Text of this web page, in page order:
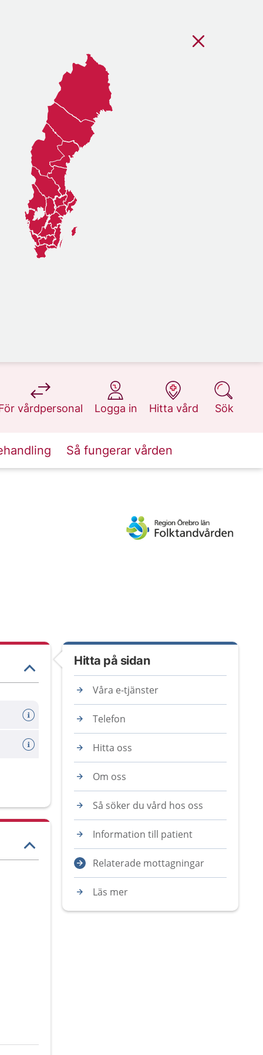
vårdpersonal
på 1177.se
Logga in
på 1177.se
Hitta vård
på 1177.se
Sök
på 1177.se
Så fungerar vården
Hitta på sidan
Våra e-tjänster
Telefon
Hitta oss
Om oss
Så söker du vård hos oss
Information till patient
Relaterade mottagningar
Läs mer